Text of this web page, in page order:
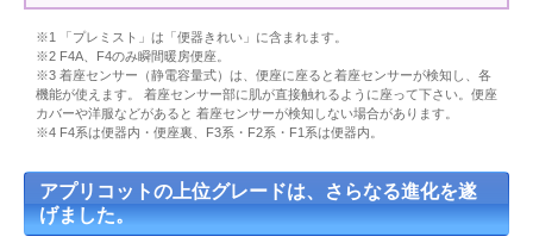
※1 「プレミスト」は「便器きれい」に含まれます。
※2 F4A、F4のみ瞬間暖房便座。
※3 着座センサー（静電容量式）は、便座に座ると着座センサーが検知し、各
機能が使えます。 着座センサー部に肌が直接触れるように座って下さい。便座
カバーや洋服などがあると 着座センサーが検知しない場合があります。
※4 F4系は便器内・便座裏、F3系・F2系・F1系は便器内。
アプリコットの上位グレードは、さらなる進化を遂
げました。